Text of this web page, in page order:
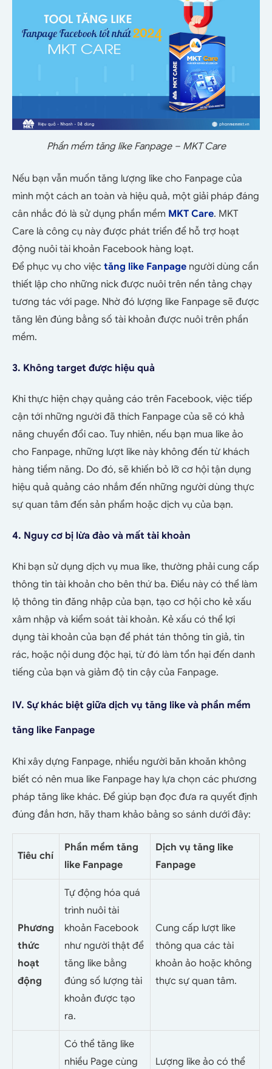
Phần mềm tăng like Fanpage – MKT Care
Nếu bạn vẫn muốn tăng lượng like cho Fanpage của
mình một cách an toàn và hiệu quả, một giải pháp đáng
cân nhắc đó là sử dụng phần mềm MKT Care. MKT
Care là công cụ này được phát triển để hỗ trợ hoạt
động nuôi tài khoản Facebook hàng loạt.
Để phục vụ cho việc tăng like Fanpage người dùng cần
thiết lập cho những nick được nuôi trên nền tảng chạy
tương tác với page. Nhờ đó lượng like Fanpage sẽ được
tăng lên đúng bằng số tài khoản được nuôi trên phần
mềm.
3. Không target được hiệu quả
Khi thực hiện chạy quảng cáo trên Facebook, việc tiếp
cận tới những người đã thích Fanpage của sẽ có khả
năng chuyển đổi cao. Tuy nhiên, nếu bạn mua like ảo
cho Fanpage, những lượt like này không đến từ khách
hàng tiềm năng. Do đó, sẽ khiến bỏ lỡ cơ hội tận dụng
hiệu quả quảng cáo nhắm đến những người dùng thực
sự quan tâm đến sản phẩm hoặc dịch vụ của bạn.
4. Nguy cơ bị lừa đảo và mất tài khoản
Khi bạn sử dụng dịch vụ mua like, thường phải cung cấp
thông tin tài khoản cho bên thứ ba. Điều này có thể làm
lộ thông tin đăng nhập của bạn, tạo cơ hội cho kẻ xấu
xâm nhập và kiểm soát tài khoản. Kẻ xấu có thể lợi
dụng tài khoản của bạn để phát tán thông tin giả, tin
rác, hoặc nội dung độc hại, từ đó làm tổn hại đến danh
tiếng của bạn và giảm độ tin cậy của Fanpage.
IV. Sự khác biệt giữa dịch vụ tăng like và phần mềm
tăng like Fanpage
Khi xây dựng Fanpage, nhiều người băn khoăn không
biết có nên mua like Fanpage hay lựa chọn các phương
pháp tăng like khác. Để giúp bạn đọc đưa ra quyết định
đúng đắn hơn, hãy tham khảo bảng so sánh dưới đây:
Tiêu chí
Phần mềm tăng
like Fanpage
Dịch vụ tăng like
Fanpage
Phương
thức
hoạt
động
Tự động hóa quá
trình nuôi tài
khoản Facebook
như người thật để
tăng like bằng
đúng số lượng tài
khoản được tạo
ra.
Cung cấp lượt like
thông qua các tài
khoản ảo hoặc không
thực sự quan tâm.
Có thể tăng like
nhiều Page cùng
Lượng like ảo có thể